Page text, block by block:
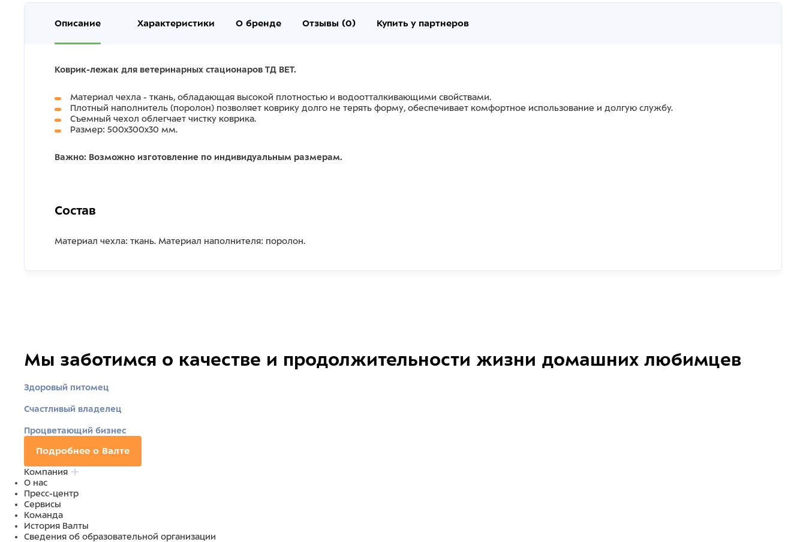
Описание Характеристики О бренде Отзывы (0) Купить у партнеров
Коврик-лежак для ветеринарных стационаров ТД ВЕТ.
Материал чехла - ткань, обладающая высокой плотностью и водоотталкивающими свойствами.
Плотный наполнитель (поролон) позволяет коврику долго не терять форму, обеспечивает комфортное использование и долгую службу.
Съемный чехол облегчает чистку коврика.
Размер: 500x300x30 мм.
Важно: Возможно изготовление по индивидуальным размерам.
Состав
Материал чехла: ткань. Материал наполнителя: поролон.
Мы заботимся о качестве и продолжительности жизни домашних любимцев
Здоровый питомец
Счастливый владелец
Процветающий бизнес
Подробнее о Валте
Компания
О нас
Пресс-центр
Сервисы
Команда
История Валты
Сведения об образовательной организации